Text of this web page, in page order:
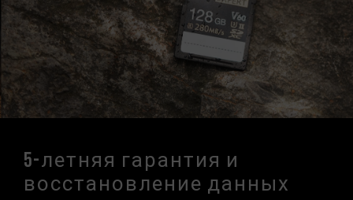
5-летняя гарантия и
восстановление данных